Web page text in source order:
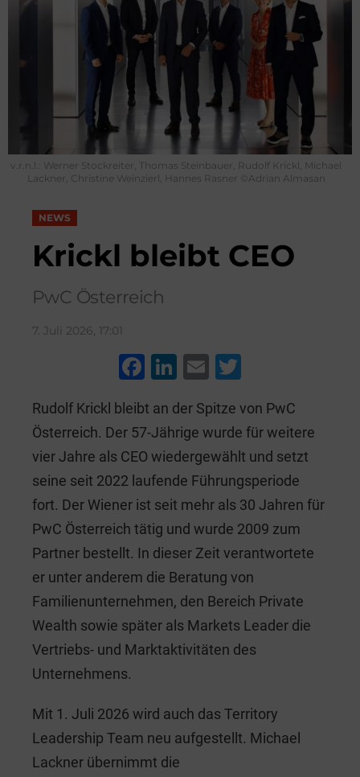
v.r.n.l.: Werner Stockreiter, Thomas Steinbauer, Rudolf Krickl, Michael
Lackner, Christine Weinzierl, Hannes Rasner ©Adrian Almasan
NEWS
Krickl bleibt CEO
PwC Österreich
7. Juli 2026, 17:01
F
c
e
b
o
o
k
Li
k
e
dI
n
E
ai
l
tt
er
Rudolf Krickl bleibt an der Spitze von PwC
Österreich. Der 57-Jährige wurde für weitere
vier Jahre als CEO wiedergewählt und setzt
seine seit 2022 laufende Führungsperiode
fort. Der Wiener ist seit mehr als 30 Jahren für
PwC Österreich tätig und wurde 2009 zum
Partner bestellt. In dieser Zeit verantwortete
er unter anderem die Beratung von
Familienunternehmen, den Bereich Private
Wealth sowie später als Markets Leader die
Vertriebs- und Marktaktivitäten des
Unternehmens.
Mit 1. Juli 2026 wird auch das Territory
Leadership Team neu aufgestellt. Michael
Lackner übernimmt die